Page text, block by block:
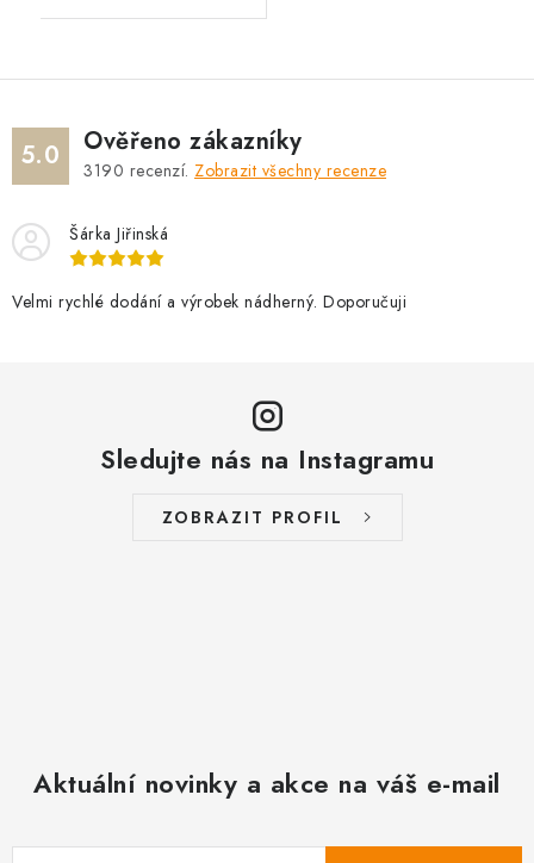
5.0 Ověřeno zákazníky
3190 recenzí. Zobrazit všechny recenze
Šárka Jiřinská
Velmi rychlé dodání a výrobek nádherný. Doporučuji
Sledujte nás na Instagramu
ZOBRAZIT PROFIL
Aktuální novinky a akce na váš e-mail